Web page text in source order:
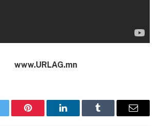
www.URLAG.mn
Pinterest LinkedInTumblr Имэйл